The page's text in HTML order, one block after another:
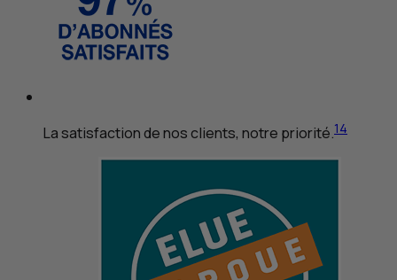
La satisfaction de nos clients, notre priorité.14